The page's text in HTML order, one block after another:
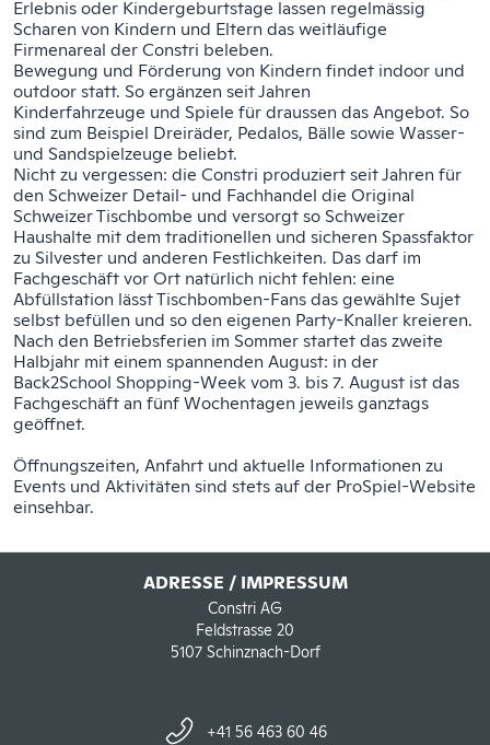
Erlebnis oder Kindergeburtstage lassen regelmässig
Scharen von Kindern und Eltern das weitläufige
Firmenareal der Constri beleben.
Bewegung und Förderung von Kindern findet indoor und
outdoor statt. So ergänzen seit Jahren
Kinderfahrzeuge und Spiele für draussen das Angebot. So
sind zum Beispiel Dreiräder, Pedalos, Bälle sowie Wasser-
und Sandspielzeuge beliebt.
Nicht zu vergessen: die Constri produziert seit Jahren für
den Schweizer Detail- und Fachhandel die Original
Schweizer Tischbombe und versorgt so Schweizer
Haushalte mit dem traditionellen und sicheren Spassfaktor
zu Silvester und anderen Festlichkeiten. Das darf im
Fachgeschäft vor Ort natürlich nicht fehlen: eine
Abfüllstation lässt Tischbomben-Fans das gewählte Sujet
selbst befüllen und so den eigenen Party-Knaller kreieren.
Nach den Betriebsferien im Sommer startet das zweite
Halbjahr mit einem spannenden August: in der
Back2School Shopping-Week vom 3. bis 7. August ist das
Fachgeschäft an fünf Wochentagen jeweils ganztags
geöffnet.
Öffnungszeiten, Anfahrt und aktuelle Informationen zu
Events und Aktivitäten sind stets auf der ProSpiel-Website
einsehbar.
ADRESSE / IMPRESSUM
Constri AG
Feldstrasse 20
5107 Schinznach-Dorf
+41 56 463 60 46